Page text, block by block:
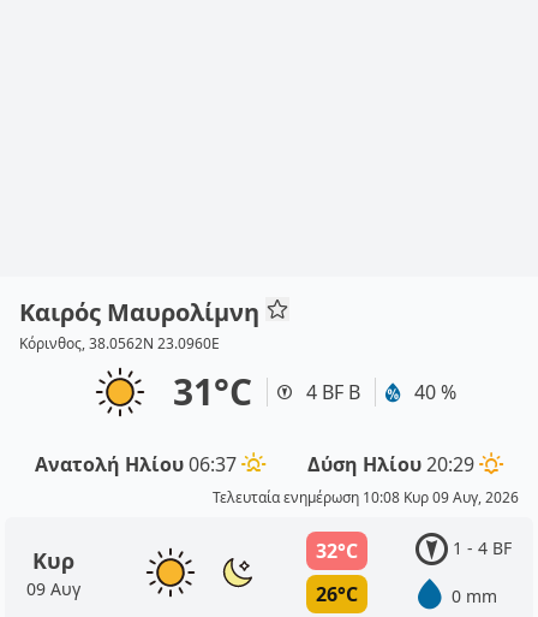
Καιρός Μαυρολίμνη
Κόρινθος, 38.0562N 23.0960E
31°C 4 BF Β 40 %
Ανατολή Ηλίου06:37 Δύση Ηλίου20:29
Τελευταία ενημέρωση 10:08 Κυρ 09 Αυγ, 2026
Κυρ
09 Αυγ
32°C
26°C
1 - 4 BF
0 mm